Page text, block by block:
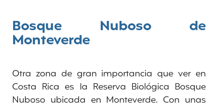
Bosque Nuboso de
Monteverde
Otra zona de gran importancia que ver en
Costa Rica es la Reserva Biológica Bosque
Nuboso ubicada en Monteverde. Con unas